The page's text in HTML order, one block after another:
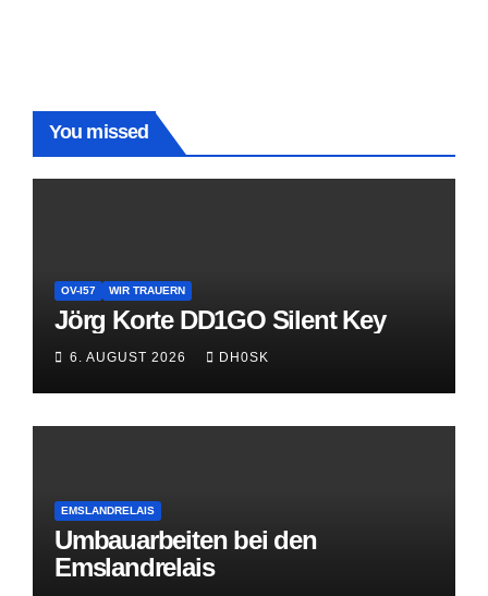
You missed
OV-I57 WIR TRAUERN
Jörg Korte DD1GO Silent Key
6. AUGUST 2026 DH0SK
EMSLANDRELAIS
Umbauarbeiten bei den
Emslandrelais